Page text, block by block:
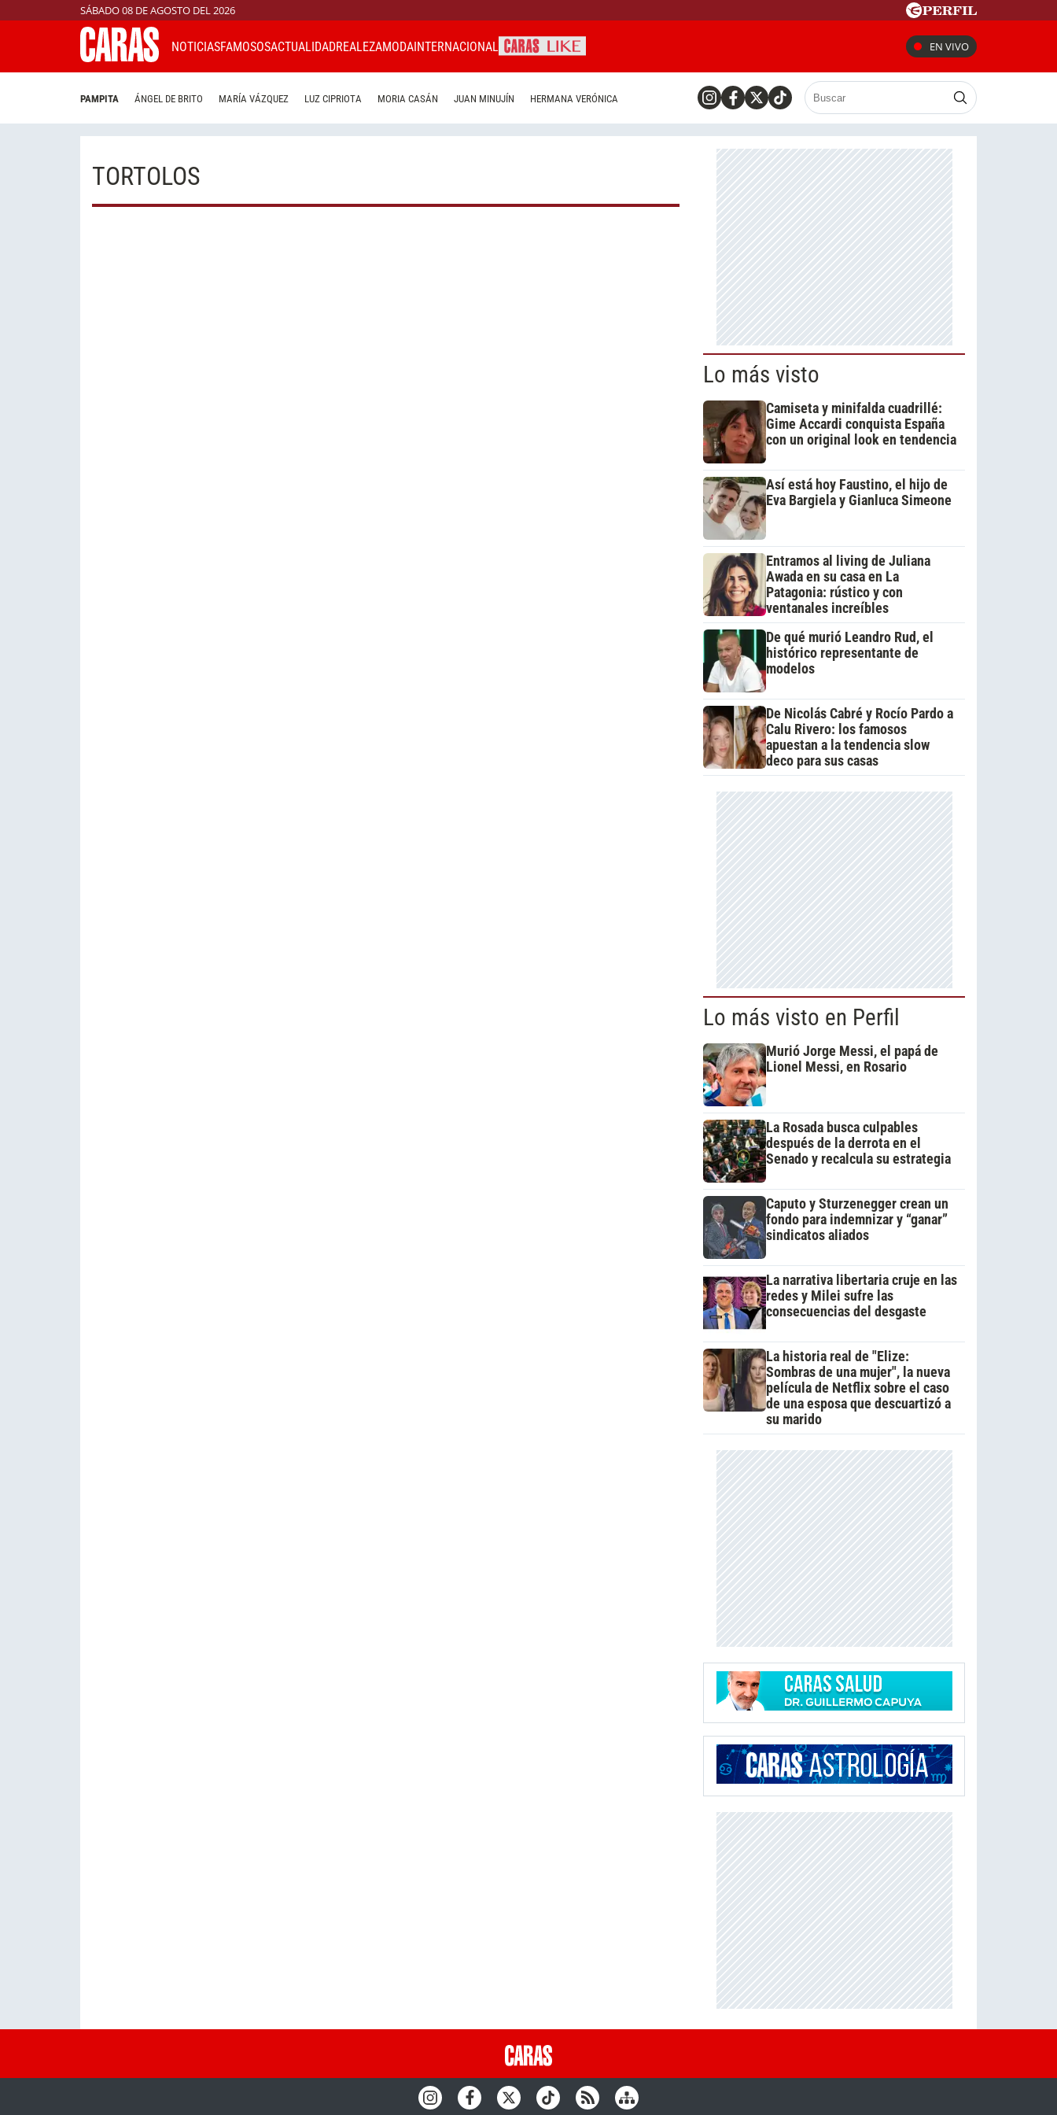
SÁBADO 08 DE AGOSTO DEL 2026
NOTICIASFAMOSOSACTUALIDADREALEZAMODAINTERNACIONAL EN VIVO
PAMPITA ÁNGEL DE BRITO MARÍA VÁZQUEZ LUZ CIPRIOTA MORIA CASÁN JUAN MINUJÍN HERMANA VERÓNICA
TORTOLOS
Lo más visto
Camiseta y minifalda cuadrillé:
Gime Accardi conquista España
con un original look en tendencia
Así está hoy Faustino, el hijo de
Eva Bargiela y Gianluca Simeone
Entramos al living de Juliana
Awada en su casa en La
Patagonia: rústico y con
ventanales increíbles
De qué murió Leandro Rud, el
histórico representante de
modelos
De Nicolás Cabré y Rocío Pardo a
Calu Rivero: los famosos
apuestan a la tendencia slow
deco para sus casas
Lo más visto en Perfil
Murió Jorge Messi, el papá de
Lionel Messi, en Rosario
La Rosada busca culpables
después de la derrota en el
Senado y recalcula su estrategia
Caputo y Sturzenegger crean un
fondo para indemnizar y “ganar”
sindicatos aliados
La narrativa libertaria cruje en las
redes y Milei sufre las
consecuencias del desgaste
La historia real de "Elize:
Sombras de una mujer", la nueva
película de Netflix sobre el caso
de una esposa que descuartizó a
su marido